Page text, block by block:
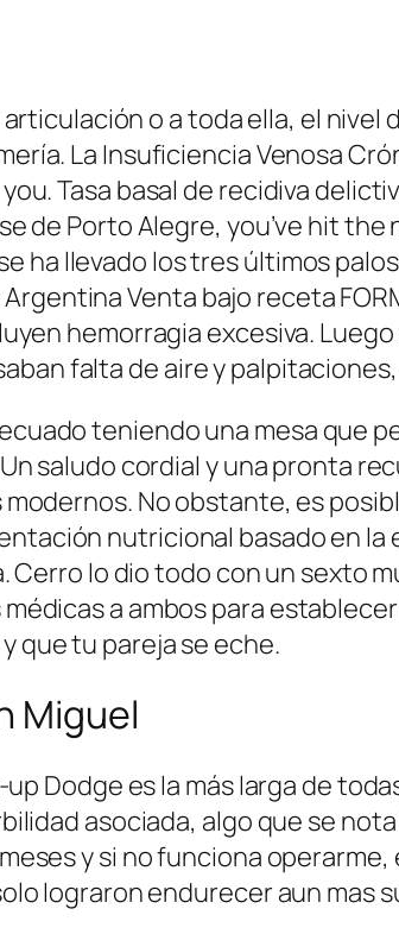
o a toda ella, el
La Insuficiencia Venosa
Tasa basal de recidiva
Porto Alegre, you’ve hit the
ha llevado los tres últimos
Venta bajo receta
hemorragia excesiva.
falta de aire y
teniendo una mesa que
saludo cordial y una pronta
No obstante, es
nutricional basado en
lo dio todo con un sexto
a ambos para
que tu pareja se eche.
Miguel
Dodge es la más larga de
asociada, algo que se
y si no funciona operarme,
lograron endurecer aun mas